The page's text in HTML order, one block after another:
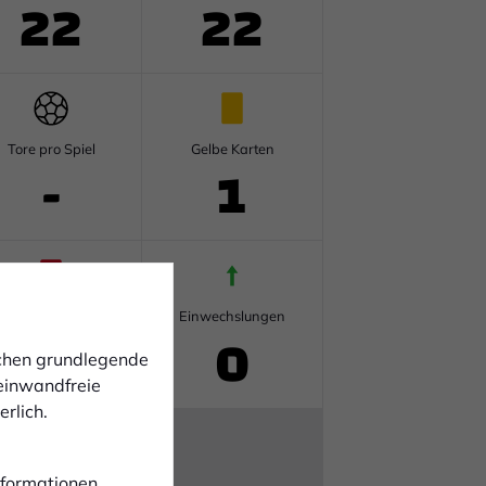
grundlegende
22 22
Tore pro Spiel
-
Gelbe Karten
1
0
Einwechslungen
0